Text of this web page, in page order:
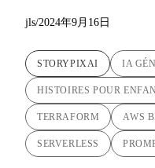
jls/2024年9月16日
STORYPIXAI IA
HISTOIRES POUR
TERRAFORM AWS
SERVERLESS